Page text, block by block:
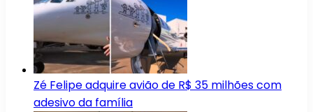
Zé Felipe adquire avião de R$ 35 milhões com
adesivo da família